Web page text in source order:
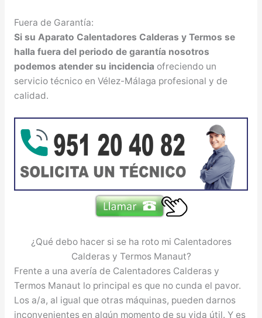
Fuera de Garantía:
Si su Aparato Calentadores Calderas y Termos se
halla fuera del periodo de garantía nosotros
podemos atender su incidencia ofreciendo un
servicio técnico en Vélez-Málaga profesional y de
calidad.
¿Qué debo hacer si se ha roto mi Calentadores
Calderas y Termos Manaut?
Frente a una avería de Calentadores Calderas y
Termos Manaut lo principal es que no cunda el pavor.
Los a/a, al igual que otras máquinas, pueden darnos
inconvenientes en algún momento de su vida útil. Y es